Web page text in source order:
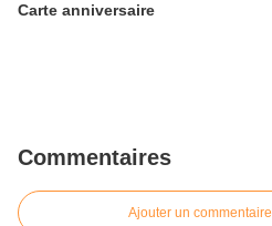
Carte anniversaire
Commentaires
Ajouter un commentaire